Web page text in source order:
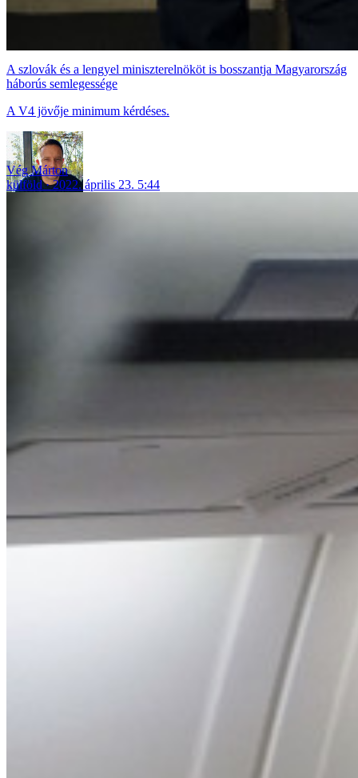
A szlovák és a lengyel miniszterelnököt is bosszantja Magyarország
háborús semlegessége
A V4 jövője minimum kérdéses.
Vég Márton
külföld
2022. április 23. 5:44